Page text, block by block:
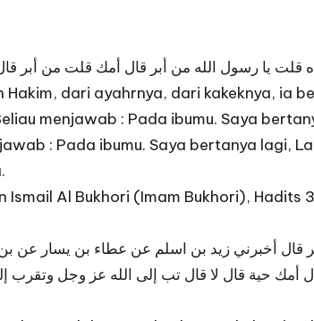
قلت يا رسول الله من أبر قال أمك قلت من أبر
dari ayahrnya, dari kakeknya, ia
menjawab : Pada ibumu. Saya
: Pada ibumu. Saya bertanya lagi,
Al Bukhori (Imam Bukhori), Hadits
قال أخبرني زيد بن اسلم عن عطاء بن يسار عن
أمك حية قال لا قال تب إلى الله عز وجل